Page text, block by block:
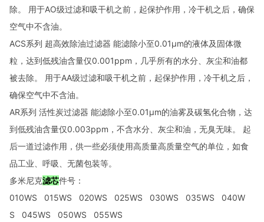
除。
用于AO级过滤和吸干机之前，起保护作用，冷干机之后，确保
空气中不含油。
ACS系列 超高效除油过滤器 能滤除小至0.01μm的液体及固体微
粒，达到低残油含量仅0.001ppm ，几乎所有的水分、灰尘和油都
被去除。
用于AA级过滤和吸干机之前，起保护作用，冷干机之后，
确保空气中不含油。
AR系列 活性炭过滤器 能滤除小至0.01μm的油雾及碳氢化合物，达
到低残油含量仅0.003ppm ，不含水分、灰尘和油，无臭无味。
起
后一道过滤作用，供一些必须使用高质量高质量空气的单位，如食
品工业、呼吸、无菌包装等。
多米尼克滤芯件号：
010WS 015WS 020WS 025WS 030WS 035WS 040W
S 045WS 050WS 055WS